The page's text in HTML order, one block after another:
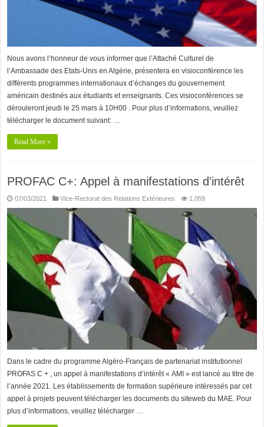
Nous avons l’honneur de vous informer que l’Attaché Culturel de
l’Ambassade des Etats-Unis en Algérie, présentera en visioconférence les
différents programmes internationaux d’échanges du gouvernement
américain destinés aux étudiants et enseignants. Ces visioconférences se
dérouleront jeudi le 25 mars à 10H00 . Pour plus d’informations, veuillez
télécharger le document suivant: …
Read More »
PROFAC C+: Appel à manifestations d’intérêt
07/03/2021 Vice-Rectorat des Relations Extérieures 1,059
Dans le cadre du programme Algéro-Français de partenariat institutionnel
PROFAS C + , un appel à manifestations d’intérêt « AMI » est lancé au titre de
l’année 2021. Les établissements de formation supérieure intéressés par cet
appel à projets peuvent télécharger les documents du siteweb du MAE. Pour
plus d’informations, veuillez télécharger …